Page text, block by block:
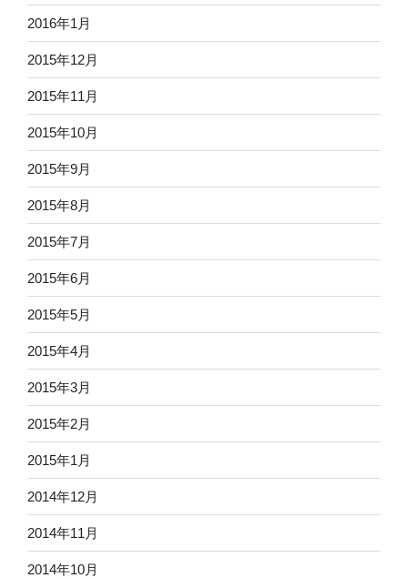
2016年1月
2015年12月
2015年11月
2015年10月
2015年9月
2015年8月
2015年7月
2015年6月
2015年5月
2015年4月
2015年3月
2015年2月
2015年1月
2014年12月
2014年11月
2014年10月